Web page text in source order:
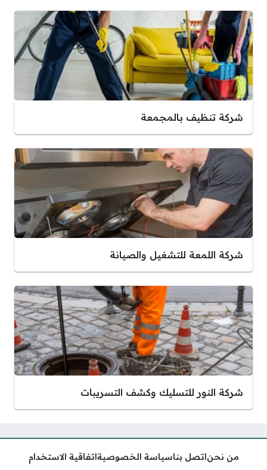
شركة تنظيف بالمجمعة
شركة اللمعة للتشغيل والصيانة
شركة النور للتسليك وكشف التسريبات
من نحن اتصل بناسياسة الخصوصية اتفاقية الاستخدام